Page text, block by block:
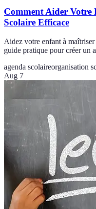
Comment Aider Votre
Scolaire Efficace
Aidez votre enfant à
guide pratique pour créer un
agenda scolaireorganisation
Aug 7